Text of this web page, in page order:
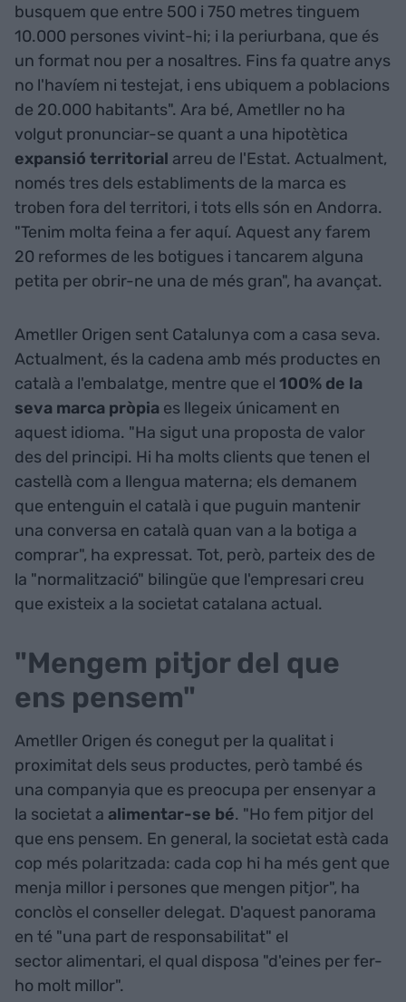
busquem que entre 500 i 750 metres tinguem
10.000 persones vivint-hi; i la periurbana, que és
un format nou per a nosaltres. Fins fa quatre anys
no l'havíem ni testejat, i ens ubiquem a poblacions
de 20.000 habitants". Ara bé, Ametller no ha
volgut pronunciar-se quant a una hipotètica
expansió territorial arreu de l'Estat. Actualment,
només tres dels establiments de la marca es
troben fora del territori, i tots ells són en Andorra.
"Tenim molta feina a fer aquí. Aquest any farem
20 reformes de les botigues i tancarem alguna
petita per obrir-ne una de més gran", ha avançat.
Ametller Origen sent Catalunya com a casa seva.
Actualment, és la cadena amb més productes en
català a l'embalatge, mentre que el 100% de la
seva marca pròpia es llegeix únicament en
aquest idioma. "Ha sigut una proposta de valor
des del principi. Hi ha molts clients que tenen el
castellà com a llengua materna; els demanem
que entenguin el català i que puguin mantenir
una conversa en català quan van a la botiga a
comprar", ha expressat. Tot, però, parteix des de
la "normalització" bilingüe que l'empresari creu
que existeix a la societat catalana actual.
"Mengem pitjor del que
ens pensem"
Ametller Origen és conegut per la qualitat i
proximitat dels seus productes, però també és
una companyia que es preocupa per ensenyar a
la societat a alimentar-se bé. "Ho fem pitjor del
que ens pensem. En general, la societat està cada
cop més polaritzada: cada cop hi ha més gent que
menja millor i persones que mengen pitjor", ha
conclòs el conseller delegat. D'aquest panorama
en té "una part de responsabilitat" el
sector alimentari, el qual disposa "d'eines per fer-
ho molt millor".